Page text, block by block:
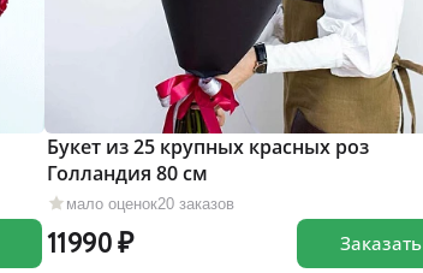
мало оценок20 заказов
Букет из 25 крупных красных роз
Голландия 80 см
11990 Заказать